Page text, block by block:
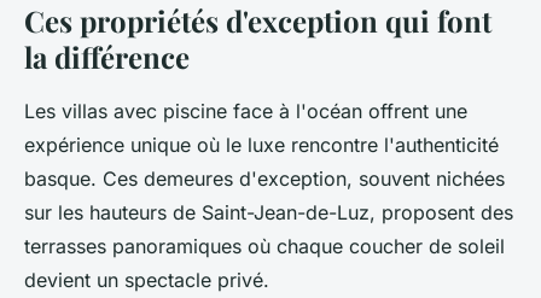
Ces propriétés d'exception qui font
la différence
Les villas avec piscine face à l'océan offrent une
expérience unique où le luxe rencontre l'authenticité
basque. Ces demeures d'exception, souvent nichées
sur les hauteurs de Saint-Jean-de-Luz, proposent des
terrasses panoramiques où chaque coucher de soleil
devient un spectacle privé.